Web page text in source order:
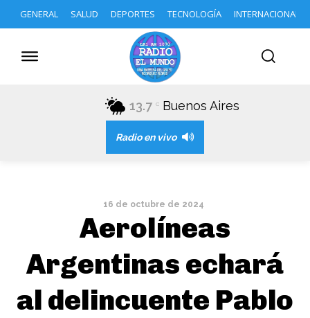
GENERAL SALUD DEPORTES TECNOLOGÍA INTERNACIONAL
13.7 C Buenos Aires
Radio en vivo
16 de octubre de 2024
Aerolíneas
Argentinas echará
al delincuente Pablo